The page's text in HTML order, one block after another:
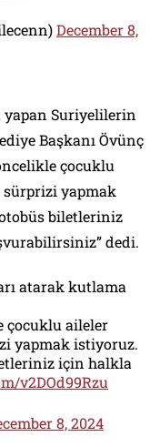
December 8,
yapan Suriyelilerin
Başkanı Övünç
çocuklu
sürprizi yapmak
biletleriniz
dedi.
atarak kutlama
çocuklu aileler
yapmak istiyoruz.
için halkla
v2DOd99Rzu
8, 2024